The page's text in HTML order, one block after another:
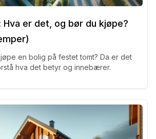
er det, og bør du kjøpe?
en bolig på festet tomt? Da er det
hva det betyr og innebærer.